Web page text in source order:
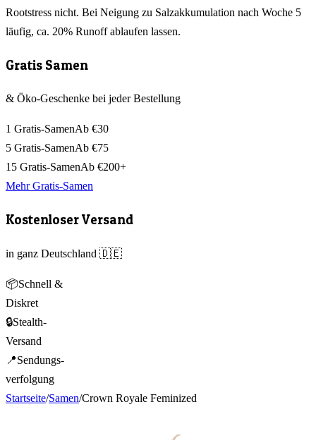
Rootstress nicht. Bei Neigung zu Salzakkumulation nach Woche 5
läufig, ca. 20% Runoff ablaufen lassen.
Gratis Samen
& Öko-Geschenke bei jeder Bestellung
1 Gratis-SamenAb €30
5 Gratis-SamenAb €75
15 Gratis-SamenAb €200+
Mehr Gratis-Samen
Kostenloser Versand
in ganz Deutschland 🇩🇪
📦Schnell &
Diskret
🔒Stealth-
Versand
📍Sendungs-
verfolgung
Startseite/Samen/Crown Royale Feminized